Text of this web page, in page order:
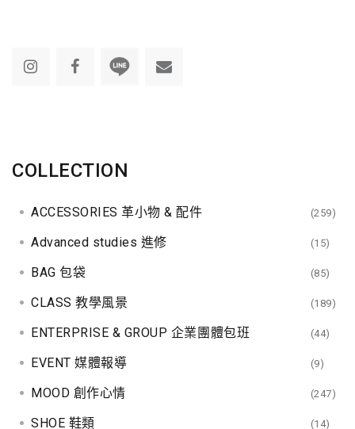
COLLECTION
ACCESSORIES 革小物 & 配件 (259)
Advanced studies 進修 (15)
BAG 包袋 (85)
CLASS 教學風景 (189)
ENTERPRISE & GROUP 企業團體包班 (44)
EVENT 媒體報導 (9)
MOOD 創作心情 (247)
SHOE 鞋類 (14)